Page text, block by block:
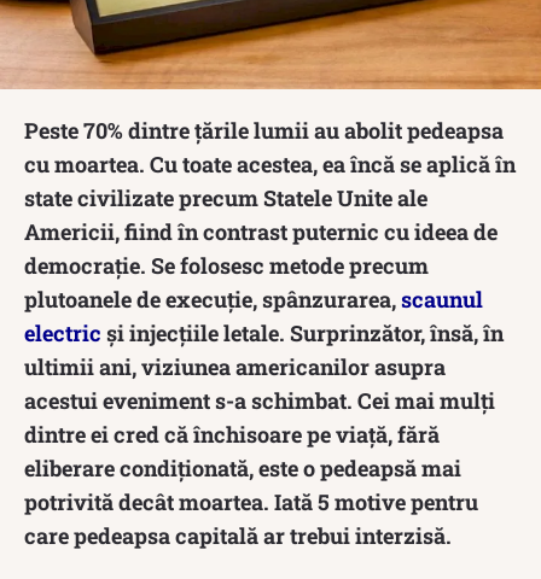
Peste 70% dintre țările lumii au abolit pedeapsa
cu moartea. Cu toate acestea, ea încă se aplică în
state civilizate precum Statele Unite ale
Americii, fiind în contrast puternic cu ideea de
democrație. Se folosesc metode precum
plutoanele de execuție, spânzurarea,scaunul
electric și injecțiile letale. Surprinzător, însă, în
ultimii ani, viziunea americanilor asupra
acestui eveniment s-a schimbat. Cei mai mulți
dintre ei cred că închisoare pe viață, fără
eliberare condiționată, este o pedeapsă mai
potrivită decât moartea. Iată 5 motive pentru
care pedeapsa capitală ar trebui interzisă.